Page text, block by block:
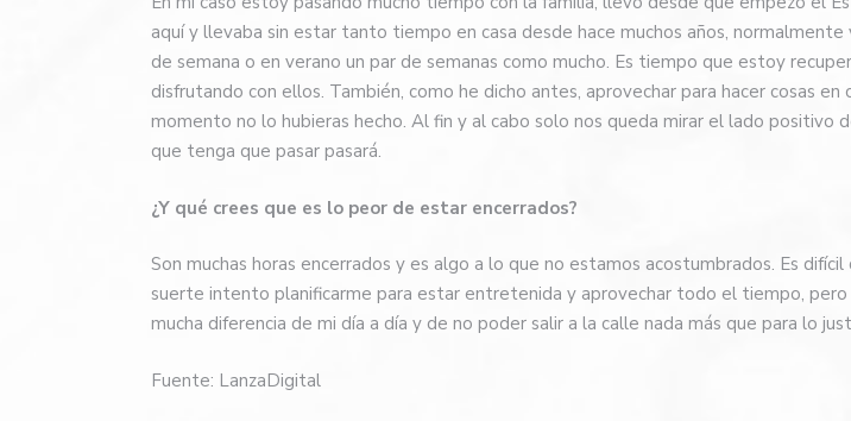
aquí y llevaba sin estar tanto tiempo en casa desde hace muchos años, normalmente
de semana o en verano un par de semanas como mucho. Es tiempo que estoy
disfrutando con ellos. También, como he dicho antes, aprovechar para hacer cosas en
momento no lo hubieras hecho. Al fin y al cabo solo nos queda mirar el lado positivo
que tenga que pasar pasará.
¿Y qué crees que es lo peor de estar encerrados?
Son muchas horas encerrados y es algo a lo que no estamos acostumbrados. Es
suerte intento planificarme para estar entretenida y aprovechar todo el tiempo, pero
mucha diferencia de mi día a día y de no poder salir a la calle nada más que para lo
Fuente: LanzaDigital